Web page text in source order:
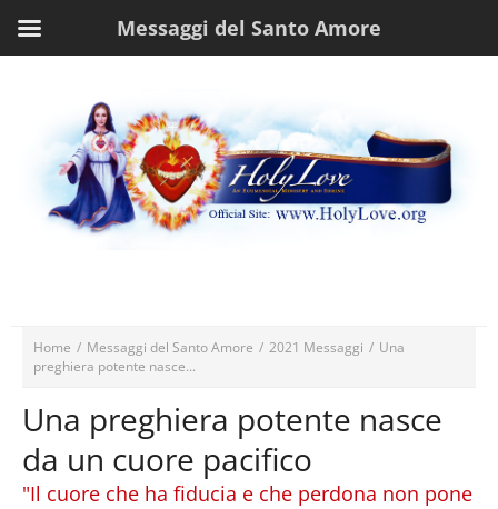
Home / Messaggi del Santo Amore / 2021 Messaggi / Una
preghiera potente nasce...
Una preghiera potente nasce
da un cuore pacifico
"Il cuore che ha fiducia e che perdona non pone
Messaggi del Santo Amore